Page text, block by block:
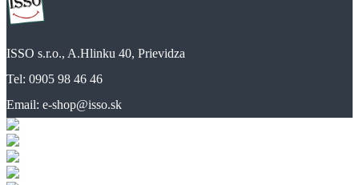
ISSO s.r.o., A.Hlinku 40, Prievidza
Tel: 0905 98 46 46
Email: e-shop@isso.sk